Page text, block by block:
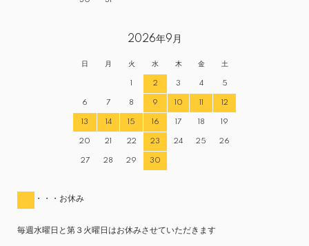
2026年9月
日 月 火 水 木 金 土
1 2 3 4 5
6 7 8 9 10 11 12
13 14 15 16 17 18 19
20 21 22 23 24 25 26
27 28 29 30
・・・お休み
毎週水曜日と第３火曜日はお休みさせていただきます